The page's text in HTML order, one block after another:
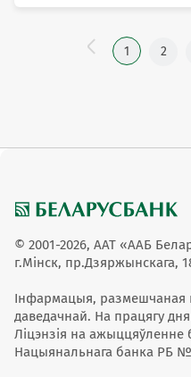
1 2
© 2001-2026, ААТ «ААБ
г.Мінск, пр.Дзяржынскага,
Інфармацыя, размешчаная
даведачнай. На працягу
Ліцэнзія на ажыццяўленне
Нацыянальнага банка РБ №